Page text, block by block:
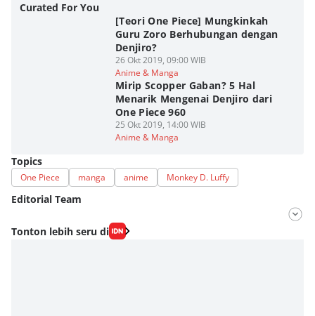
Curated For You
[Teori One Piece] Mungkinkah
Guru Zoro Berhubungan dengan
Denjiro?
26 Okt 2019, 09:00 WIB
Anime & Manga
Mirip Scopper Gaban? 5 Hal
Menarik Mengenai Denjiro dari
One Piece 960
25 Okt 2019, 14:00 WIB
Anime & Manga
Topics
One Piece manga anime Monkey D. Luffy
Editorial Team
Editor
Antonius Putu Satria
Tonton lebih seru di